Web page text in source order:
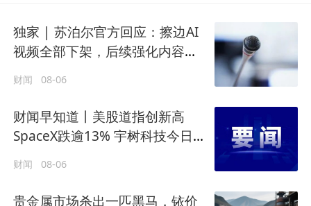
独家 | 苏泊尔官方回应：擦边AI
视频全部下架，后续强化内容审
财闻 08-06
财闻早知道丨美股道指创新高
SpaceX跌逾13% 宇树科技今日确
财闻 08-06
贵金属市场杀出一匹黑马，铱价